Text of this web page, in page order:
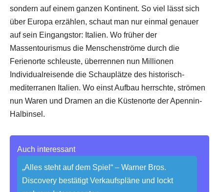
sondern auf einem ganzen Kontinent. So viel lässt sich
über Europa erzählen, schaut man nur einmal genauer
auf sein Eingangstor: Italien. Wo früher der
Massentourismus die Menschenströme durch die
Ferienorte schleuste, überrennen nun Millionen
Individualreisende die Schauplätze des historisch-
mediterranen Italien. Wo einst Aufbau herrschte, strömen
nun Waren und Dramen an die Küstenorte der Apennin-
Halbinsel.
Auch interessant
„Alles steht auf dem Spiel“ – Warner Bros.
Discovery bestätigt Verkaufspläne und lockt